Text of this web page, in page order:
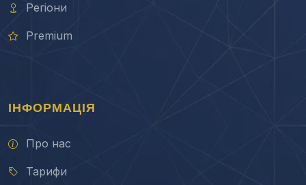
Регіони
Premium
ІНФОРМАЦІЯ
Про нас
Тарифи